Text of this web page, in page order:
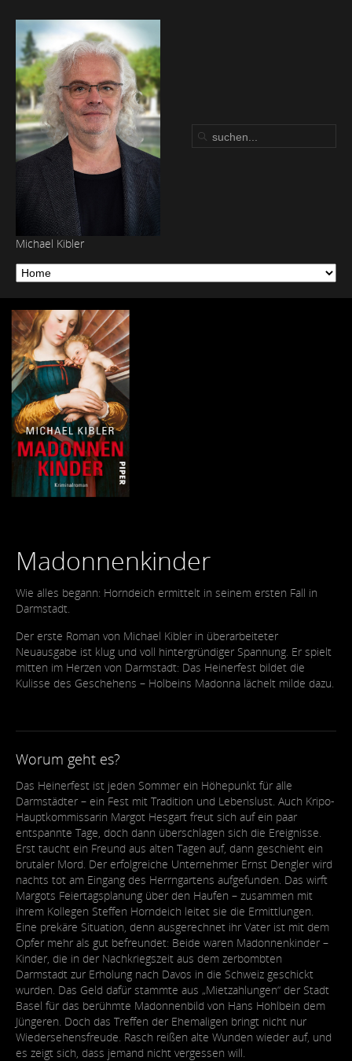
Michael Kibler
Madonnenkinder
Wie alles begann: Horndeich ermittelt in seinem ersten Fall in
Darmstadt.
Der erste Roman von Michael Kibler in überarbeiteter
Neuausgabe ist klug und voll hintergründiger Spannung. Er spielt
mitten im Herzen von Darmstadt: Das Heinerfest bildet die
Kulisse des Geschehens – Holbeins Madonna lächelt milde dazu.
Worum geht es?
Das Heinerfest ist jeden Sommer ein Höhepunkt für alle
Darmstädter – ein Fest mit Tradition und Lebenslust. Auch Kripo-
Hauptkommissarin Margot Hesgart freut sich auf ein paar
entspannte Tage, doch dann überschlagen sich die Ereignisse.
Erst taucht ein Freund aus alten Tagen auf, dann geschieht ein
brutaler Mord. Der erfolgreiche Unternehmer Ernst Dengler wird
nachts tot am Eingang des Herrngartens aufgefunden. Das wirft
Margots Feiertagsplanung über den Haufen – zusammen mit
ihrem Kollegen Steffen Horndeich leitet sie die Ermittlungen.
Eine prekäre Situation, denn ausgerechnet ihr Vater ist mit dem
Opfer mehr als gut befreundet: Beide waren Madonnenkinder –
Kinder, die in der Nachkriegszeit aus dem zerbombten
Darmstadt zur Erholung nach Davos in die Schweiz geschickt
wurden. Das Geld dafür stammte aus „Mietzahlungen“ der Stadt
Basel für das berühmte Madonnenbild von Hans Hohlbein dem
Jüngeren. Doch das Treffen der Ehemaligen bringt nicht nur
Wiedersehensfreude. Rasch reißen alte Wunden wieder auf, und
es zeigt sich, dass jemand nicht vergessen will.